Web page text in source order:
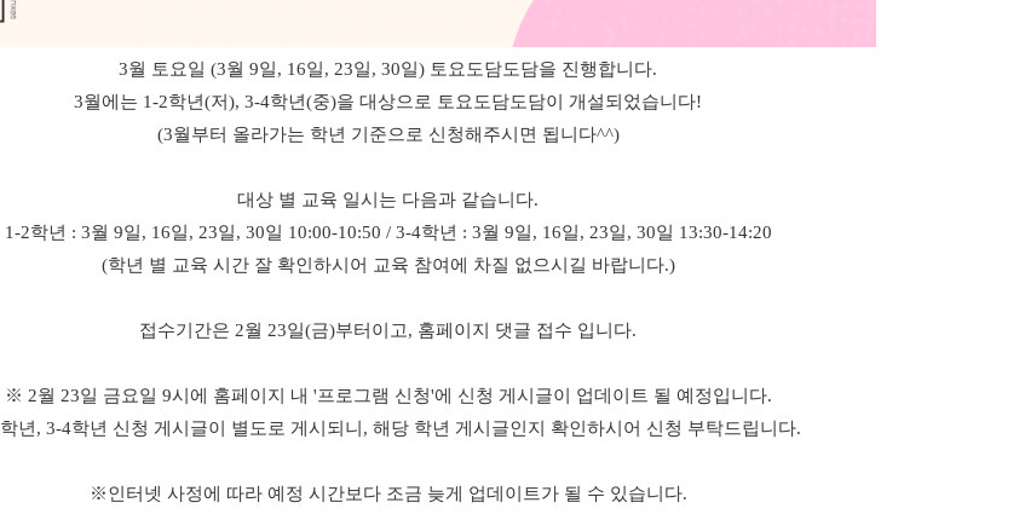
3월 토요일(3월9일, 16일, 23일, 30일) 토요도담도담을 진행합니다.
3월에는 1-2학년(저), 3-4학년(중)을 대상으로 토요도담도담이 개설되었습니다!
(3월부터 올라가는 학년 기준으로 신청해주시면 됩니다^^)
대상 별 교육 일시는 다음과 같습니다.
1-2학년 : 3월 9일, 16일, 23일, 30일 10:00-10:50 / 3-4학년 : 3월 9일, 16일, 23일, 30일 13:30-14:20
(학년 별 교육 시간 잘 확인하시어 교육 참여에 차질 없으시길 바랍니다.)
접수기간은 2월 23일(금)부터이고, 홈페이지 댓글 접수 입니다.
※ 2월 23일 금요일 9시에 홈페이지 내 '프로그램 신청'에 신청 게시글이 업데이트 될 예정입니다.
학년 , 3-4학년 신청 게시글이 별도로 게시되니 ,해당 학년 게시글인지 확인하시어 신청 부탁드립니다.
※인터넷 사정에 따라 예정 시간보다 조금 늦게 업데이트가 될 수 있습니다.